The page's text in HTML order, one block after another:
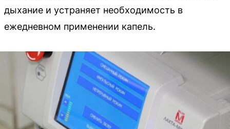
дыхание и устраняет необходимость в
ежедневном применении капель.